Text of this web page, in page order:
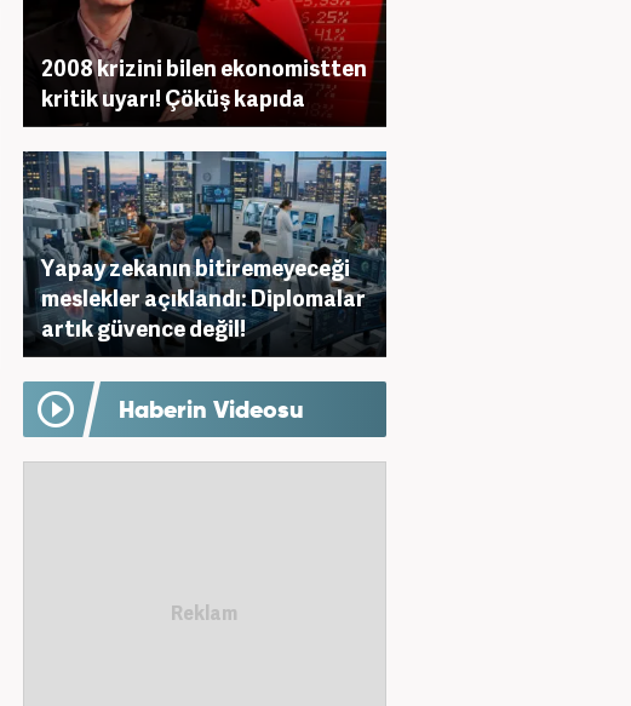
2008 krizini bilen ekonomistten
kritik uyarı! Çöküş kapıda
Yapay zekanın bitiremeyeceği
meslekler açıklandı: Diplomalar
artık güvence değil!
Haberin Videosu